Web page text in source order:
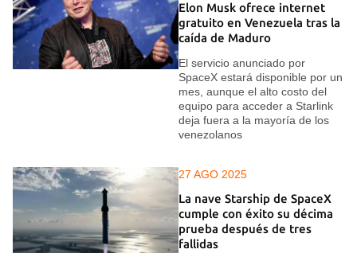
Elon Musk ofrece internet
gratuito en Venezuela tras la
caída de Maduro
El servicio anunciado por
SpaceX estará disponible por un
mes, aunque el alto costo del
equipo para acceder a Starlink
deja fuera a la mayoría de los
venezolanos
27 AGO 2025
La nave Starship de SpaceX
cumple con éxito su décima
prueba después de tres
fallidas